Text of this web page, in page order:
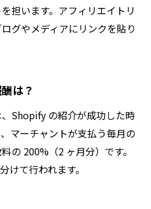
担います。アフィリエイトリ
グやメディアにリンクを貼り
は？
Shopify の紹介が成功した時
マーチャントが支払う毎月の
の 200%（2 ヶ月分）です。
けて行われます。